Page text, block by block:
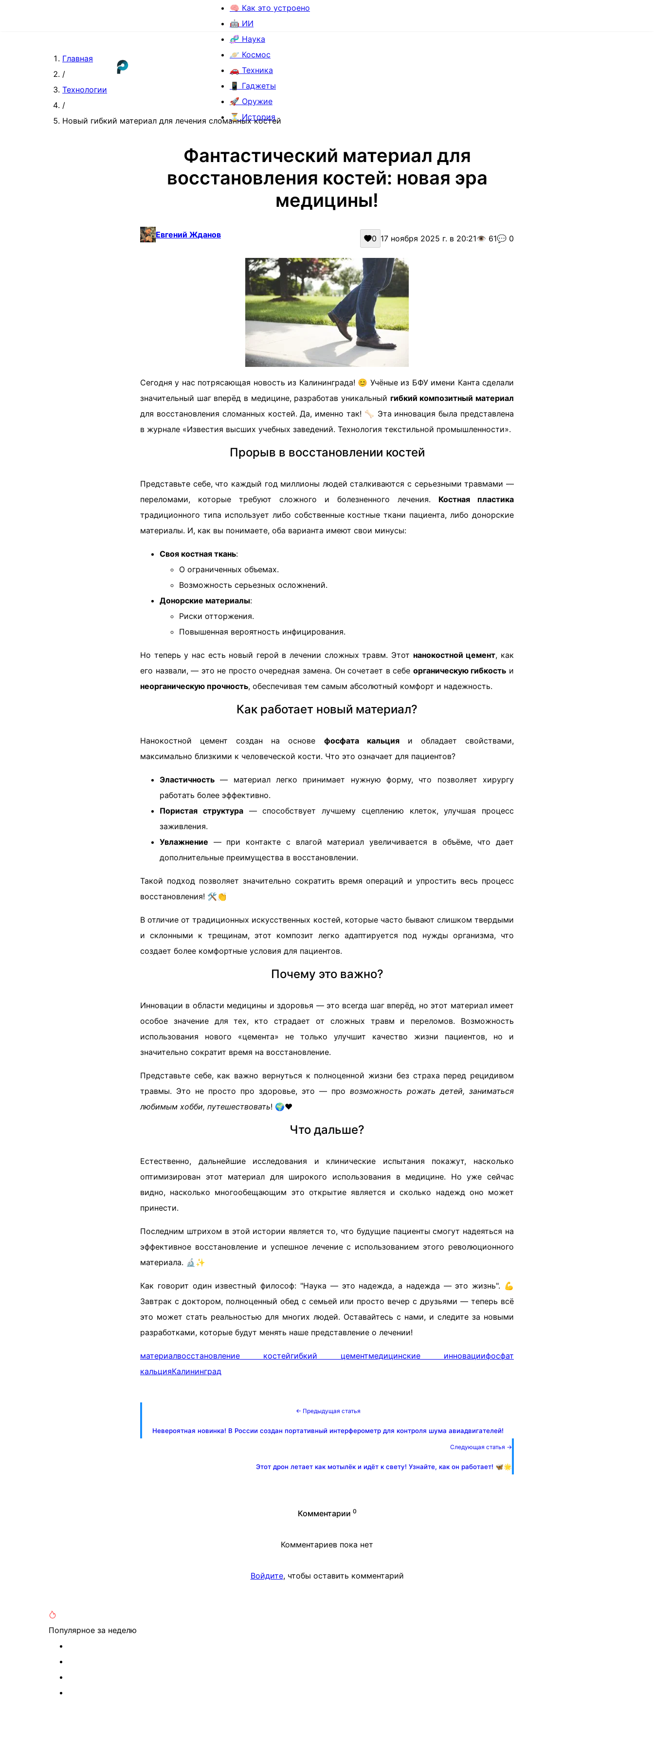
🧠 Как это устроено
🤖 ИИ
🧬 Наука
🪐 Космос
🚗 Техника
📱 Гаджеты
🚀 Оружие
⏳ История
Главная
/
Технологии
/
Новый гибкий материал для лечения сломанных костей
Фантастический материал для
восстановления костей: новая эра
медицины!
Евгений Жданов 0 17 ноября 2025 г. в 20:21👁️ 61💬 0
Сегодня у нас потрясающая новость из Калининграда! 😊 Учёные из БФУ имени Канта сделали
значительный шаг вперёд в медицине, разработав уникальный гибкий композитный материал
для восстановления сломанных костей. Да, именно так! 🦴 Эта инновация была представлена
в журнале «Известия высших учебных заведений. Технология текстильной промышленности».
Прорыв в восстановлении костей
Представьте себе, что каждый год миллионы людей сталкиваются с серьезными травмами —
переломами, которые требуют сложного и болезненного лечения. Костная пластика
традиционного типа использует либо собственные костные ткани пациента, либо донорские
материалы. И, как вы понимаете, оба варианта имеют свои минусы:
Своя костная ткань:
О ограниченных объемах.
Возможность серьезных осложнений.
Донорские материалы:
Риски отторжения.
Повышенная вероятность инфицирования.
Но теперь у нас есть новый герой в лечении сложных травм. Этот нанокостной цемент, как
его назвали, — это не просто очередная замена. Он сочетает в себе органическую гибкость и
неорганическую прочность, обеспечивая тем самым абсолютный комфорт и надежность.
Как работает новый материал?
Нанокостной цемент создан на основе фосфата кальцияи обладает свойствами,
максимально близкими к человеческой кости. Что это означает для пациентов?
Эластичность — материал легко принимает нужную форму, что позволяет хирургу
работать более эффективно.
Пористая структура— способствует лучшему сцеплению клеток, улучшая процесс
заживления.
Увлажнение — при контакте с влагой материал увеличивается в объёме, что дает
дополнительные преимущества в восстановлении.
Такой подход позволяет значительно сократить время операций и упростить весь процесс
восстановления! 🛠️👏
В отличие от традиционных искусственных костей, которые часто бывают слишком твердыми
и склонными к трещинам, этот композит легко адаптируется под нужды организма, что
создает более комфортные условия для пациентов.
Почему это важно?
Инновации в области медицины и здоровья — это всегда шаг вперёд, но этот материал имеет
особое значение для тех, кто страдает от сложных травм и переломов. Возможность
использования нового «цемента» не только улучшит качество жизни пациентов, но и
значительно сократит время на восстановление.
Представьте себе, как важно вернуться к полноценной жизни без страха перед рецидивом
травмы. Это не просто про здоровье, это — про возможность рожать детей, заниматься
любимым хобби, путешествовать! 🌍❤️
Что дальше?
Естественно, дальнейшие исследования и клинические испытания покажут, насколько
оптимизирован этот материал для широкого использования в медицине. Но уже сейчас
видно, насколько многообещающим это открытие является и сколько надежд оно может
принести.
Последним штрихом в этой истории является то, что будущие пациенты смогут надеяться на
эффективное восстановление и успешное лечение с использованием этого революционного
материала. 🔬✨
Как говорит один известный философ: "Наука — это надежда, а надежда — это жизнь". 💪
Завтрак с доктором, полноценный обед с семьей или просто вечер с друзьями — теперь всё
это может стать реальностью для многих людей. Оставайтесь с нами, и следите за новыми
разработками, которые будут менять наше представление о лечении!
материалвосстановление костейгибкий цементмедицинские инновациифосфат
кальцияКалининград
← Предыдущая статья
Невероятная новинка! В России создан портативный интерферометр для контроля шума авиадвигателей!
Следующая статья →
Этот дрон летает как мотылёк и идёт к свету! Узнайте, как он работает! 🦋🌟
Комментарии 0
Комментариев пока нет
Войдите, чтобы оставить комментарий
Популярное за неделю